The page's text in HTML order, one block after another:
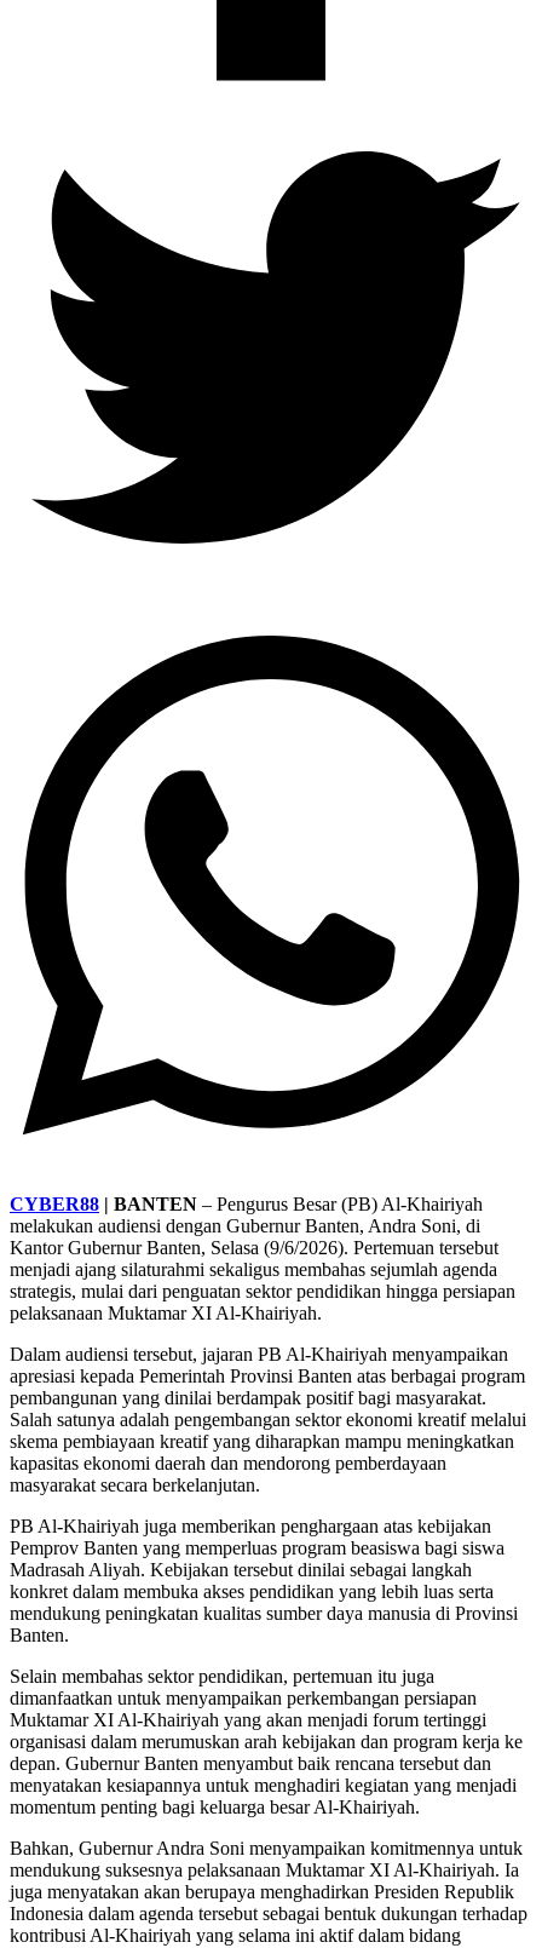
CYBER88 | BANTEN – Pengurus Besar (PB) Al-Khairiyah
melakukan audiensi dengan Gubernur Banten, Andra Soni, di
Kantor Gubernur Banten, Selasa (9/6/2026). Pertemuan tersebut
menjadi ajang silaturahmi sekaligus membahas sejumlah agenda
strategis, mulai dari penguatan sektor pendidikan hingga persiapan
pelaksanaan Muktamar XI Al-Khairiyah.
Dalam audiensi tersebut, jajaran PB Al-Khairiyah menyampaikan
apresiasi kepada Pemerintah Provinsi Banten atas berbagai program
pembangunan yang dinilai berdampak positif bagi masyarakat.
Salah satunya adalah pengembangan sektor ekonomi kreatif melalui
skema pembiayaan kreatif yang diharapkan mampu meningkatkan
kapasitas ekonomi daerah dan mendorong pemberdayaan
masyarakat secara berkelanjutan.
PB Al-Khairiyah juga memberikan penghargaan atas kebijakan
Pemprov Banten yang memperluas program beasiswa bagi siswa
Madrasah Aliyah. Kebijakan tersebut dinilai sebagai langkah
konkret dalam membuka akses pendidikan yang lebih luas serta
mendukung peningkatan kualitas sumber daya manusia di Provinsi
Banten.
Selain membahas sektor pendidikan, pertemuan itu juga
dimanfaatkan untuk menyampaikan perkembangan persiapan
Muktamar XI Al-Khairiyah yang akan menjadi forum tertinggi
organisasi dalam merumuskan arah kebijakan dan program kerja ke
depan. Gubernur Banten menyambut baik rencana tersebut dan
menyatakan kesiapannya untuk menghadiri kegiatan yang menjadi
momentum penting bagi keluarga besar Al-Khairiyah.
Bahkan, Gubernur Andra Soni menyampaikan komitmennya untuk
mendukung suksesnya pelaksanaan Muktamar XI Al-Khairiyah. Ia
juga menyatakan akan berupaya menghadirkan Presiden Republik
Indonesia dalam agenda tersebut sebagai bentuk dukungan terhadap
kontribusi Al-Khairiyah yang selama ini aktif dalam bidang